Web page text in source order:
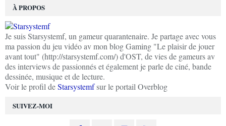
SUIVEZ-MOI
À PROPOS
Je suis Starsystemf, un gameur quarantenaire. Je partage avec vous
ma passion du jeu vidéo av mon blog Gaming "Le plaisir de jouer
avant tout" (http://starsystemf.com/) d'OST, de vies de gameurs av
des interviews de passionnés et également je parle de ciné, bande
dessinée, musique et de lecture.
Voir le profil deStarsystemfsur le portail Overblog